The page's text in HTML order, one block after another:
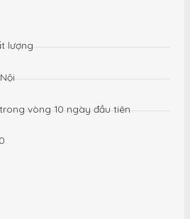
lượng
vòng 10 ngày đầu tiên